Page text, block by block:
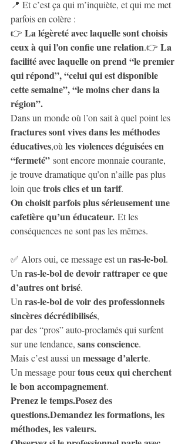
📍 Et c’est ça qui m’inquiète, et qui me met
parfois en colère :
👉 La légèreté avec laquelle sont choisis
ceux à qui l’on confie une relation.👉 La
facilité avec laquelle on prend “le premier
qui répond”, “celui qui est disponible
cette semaine”, “le moins cher dans la
région”.
Dans un monde où l’on sait à quel point les
fractures sont vives dans les méthodes
éducatives,où les violences déguisées en
“fermeté” sont encore monnaie courante,
je trouve dramatique qu’on n’aille pas plus
loin que trois clics et un tarif.
On choisit parfois plus sérieusement une
cafetière qu’un éducateur. Et les
conséquences ne sont pas les mêmes.
✅ Alors oui, ce message est un ras-le-bol.
Un ras-le-bol de devoir rattraper ce que
d’autres ont brisé.
Un ras-le-bol de voir des professionnels
sincères décrédibilisés,
par des “pros” auto-proclamés qui surfent
sur une tendance, sans conscience.
Mais c’est aussi un message d’alerte.
Un message pour tous ceux qui cherchent
le bon accompagnement.
Prenez le temps.Posez des
questions.Demandez les formations, les
méthodes, les valeurs.